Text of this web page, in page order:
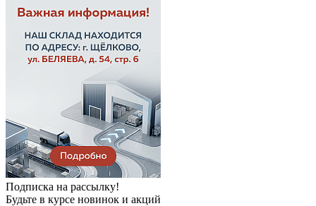
Подписка на рассылку!
Будьте в курсе новинок и акций